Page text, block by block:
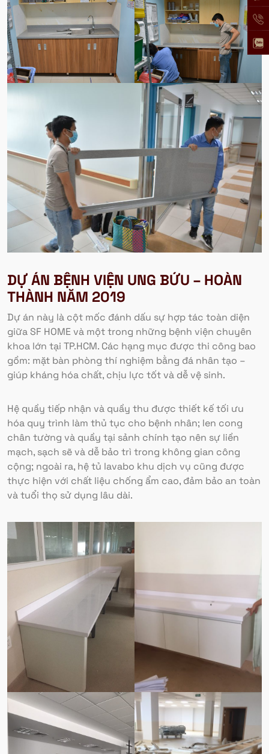
DỰ ÁN BỆNH VIỆN UNG BỨU – HOÀN
THÀNH NĂM 2019
Dự án này là cột mốc đánh dấu sự hợp tác toàn diện
giữa SF HOME và một trong những bệnh viện chuyên
khoa lớn tại TP.HCM. Các hạng mục được thi công bao
gồm: mặt bàn phòng thí nghiệm bằng đá nhân tạo –
giúp kháng hóa chất, chịu lực tốt và dễ vệ sinh.
Hệ quầy tiếp nhận và quầy thu được thiết kế tối ưu
hóa quy trình làm thủ tục cho bệnh nhân; len cong
chân tường và quầy tại sảnh chính tạo nên sự liền
mạch, sạch sẽ và dễ bảo trì trong không gian công
cộng; ngoài ra, hệ tủ lavabo khu dịch vụ cũng được
thực hiện với chất liệu chống ẩm cao, đảm bảo an toàn
và tuổi thọ sử dụng lâu dài.